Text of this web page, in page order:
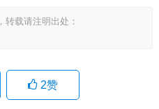
载请注明出处：
2赞